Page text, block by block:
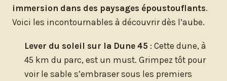
immersion dans des paysages époustouflants.
Voici les incontournables à découvrir dès l’aube.
Lever du soleil sur la Dune 45 : Cette dune, à
45 km du parc, est un must. Grimpez tôt pour
voir le sable s’embraser sous les premiers